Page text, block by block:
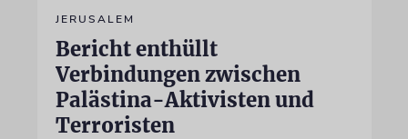
JERUSALEM
Bericht enthüllt
Verbindungen zwischen
Palästina-Aktivisten und
Terroristen